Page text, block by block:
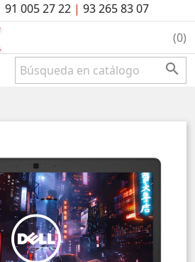
91 005 27 22| 93 265 83 07
(0)
